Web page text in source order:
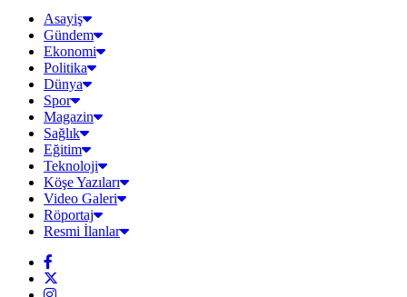
Asayiş
Gündem
Ekonomi
Politika
Dünya
Spor
Magazin
Sağlık
Eğitim
Teknoloji
Köşe Yazıları
Video Galeri
Röportaj
Resmi İlanlar